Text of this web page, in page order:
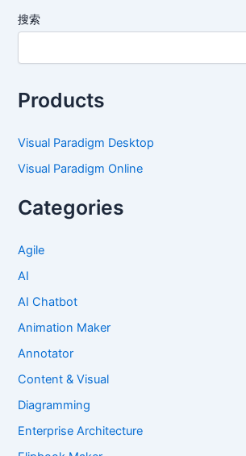
搜索
Products
Visual Paradigm Desktop
Visual Paradigm Online
Categories
Agile
AI
AI Chatbot
Animation Maker
Annotator
Content & Visual
Diagramming
Enterprise Architecture